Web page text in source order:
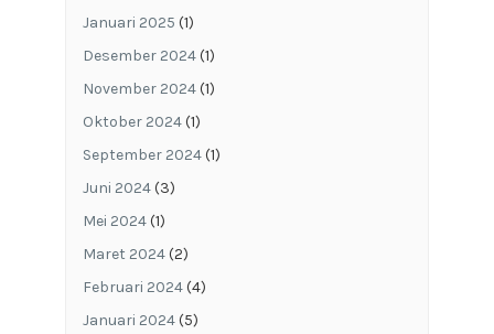
Januari 2025 (1)
Desember 2024(1)
November 2024(1)
Oktober 2024(1)
September 2024(1)
Juni 2024(3)
Mei 2024(1)
Maret 2024(2)
Februari 2024(4)
Januari 2024(5)